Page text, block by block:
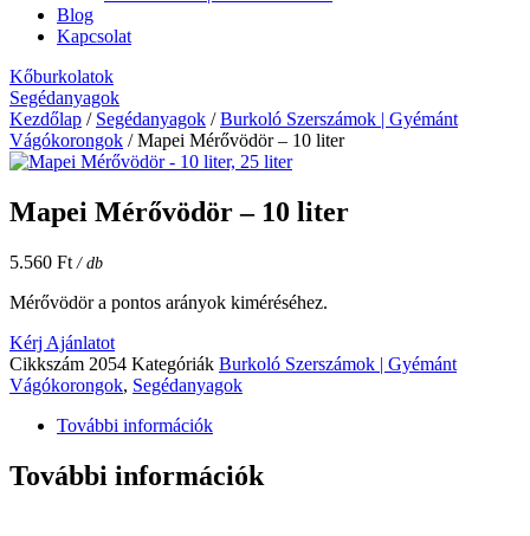
Blog
Kapcsolat
Kőburkolatok
Segédanyagok
Kezdőlap / Segédanyagok /Burkoló Szerszámok | Gyémánt
Vágókorongok / Mapei Mérővödör – 10 liter
Mapei Mérővödör – 10 liter
5.560 Ft / db
Mérővödör a pontos arányok kiméréséhez.
Kérj Ajánlatot
Cikkszám 2054 Kategóriák Burkoló Szerszámok | Gyémánt
Vágókorongok, Segédanyagok
További információk
További információk